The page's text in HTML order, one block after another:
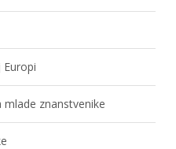
mlade znanstvenike